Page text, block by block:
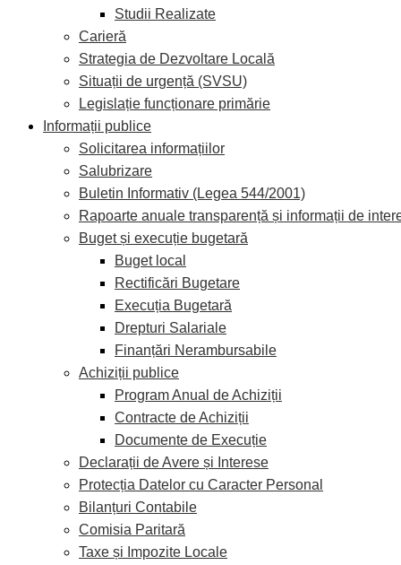
Studii Realizate
Carieră
Strategia de Dezvoltare Locală
Situații de urgență (SVSU)
Legislație funcționare primărie
Informații publice
Solicitarea informațiilor
Salubrizare
Buletin Informativ (Legea 544/2001)
Rapoarte anuale transparență și informații de
Buget și execuție bugetară
Buget local
Rectificări Bugetare
Execuția Bugetară
Drepturi Salariale
Finanțări Nerambursabile
Achiziții publice
Program Anual de Achiziții
Contracte de Achiziții
Documente de Execuție
Declarații de Avere și Interese
Protecția Datelor cu Caracter Personal
Bilanțuri Contabile
Comisia Paritară
Taxe și Impozite Locale